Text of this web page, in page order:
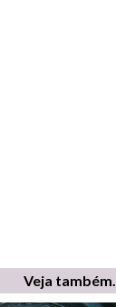
Veja também…